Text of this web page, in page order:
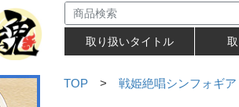
取り扱いタイトル
TOP > 戦姫絶唱シンフォギ